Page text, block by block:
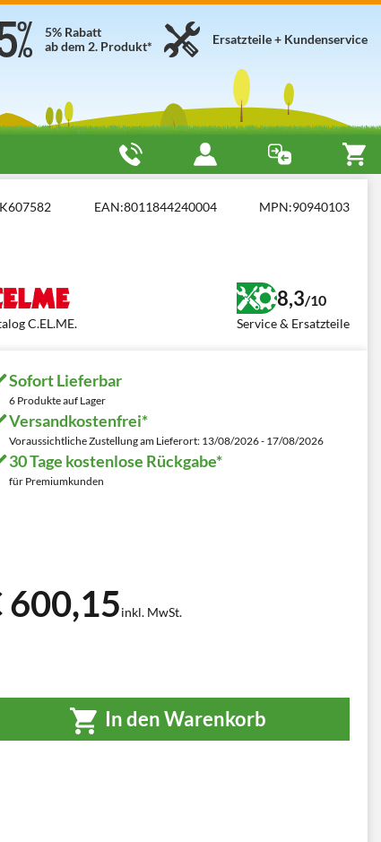
Ersatzteile + Kundenservice
5% Rabatt
ab dem 2. Produkt*
K607582 EAN:8011844240004 MPN:90940103
C.EL.ME.
8,3/10
Service & Ersatzteile
Sofort Lieferbar
6 Produkte auf Lager
Versandkostenfrei*
Voraussichtliche Zustellung am Lieferort: 13/08/2026 - 17/08/2026
30 Tage kostenlose Rückgabe*
für Premiumkunden
600,15inkl. MwSt.
In den Warenkorb